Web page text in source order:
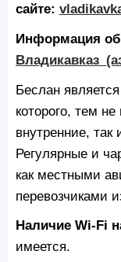
сайте:
Информация об
Беслан
которого, тем
внутренние,
Регулярные и
как местными
перевозчиками
Наличие Wi‑Fi
имеется.